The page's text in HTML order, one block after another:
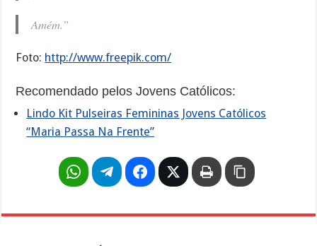
Amém.”
Foto: http://www.freepik.com/
Recomendado pelos Jovens Católicos:
Lindo Kit Pulseiras Femininas Jovens Católicos
“Maria Passa Na Frente”